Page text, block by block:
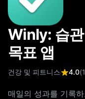
Winly: 습관
목표 앱
건강 및 피트니스 4.0(1
매일의 성과를 기록